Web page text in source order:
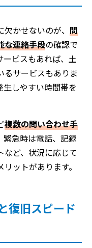
かせないのが、 問
な連絡手段の確認で
ービスもあれば、土
るサービスもありま
しやすい時間帯を
複数の問い合わせ手
緊急時は電話、記録
など、状況に応じて
ットがあります。
復旧スピード